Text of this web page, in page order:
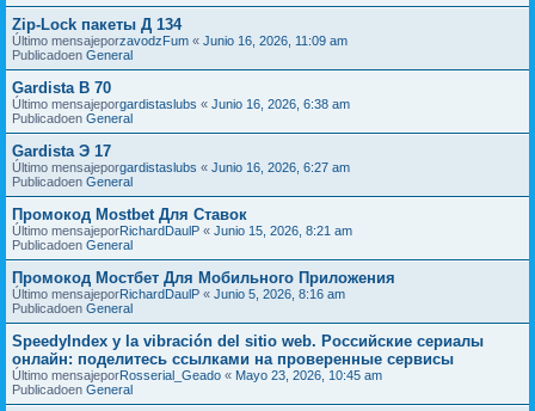
Zip-Lock пакеты Д 134
Último mensajeporzavodzFum « Junio 16, 2026, 11:09 am
Publicadoen General
Gardista В 70
Último mensajeporgardistaslubs « Junio 16, 2026, 6:38 am
Publicadoen General
Gardista Э 17
Último mensajeporgardistaslubs « Junio 16, 2026, 6:27 am
Publicadoen General
Промокод Mostbet Для Ставок
Último mensajeporRichardDaulP « Junio 15, 2026, 8:21 am
Publicadoen General
Промокод Мостбет Для Мобильного Приложения
Último mensajeporRichardDaulP « Junio 5, 2026, 8:16 am
Publicadoen General
SpeedyIndex y la vibración del sitio web. Российские сериалы
онлайн: поделитесь ссылками на проверенные сервисы
Último mensajeporRosserial_Geado « Mayo 23, 2026, 10:45 am
Publicadoen General